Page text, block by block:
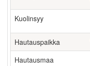
Kuolinsyy
Hautauspaikka
Hautausmaa